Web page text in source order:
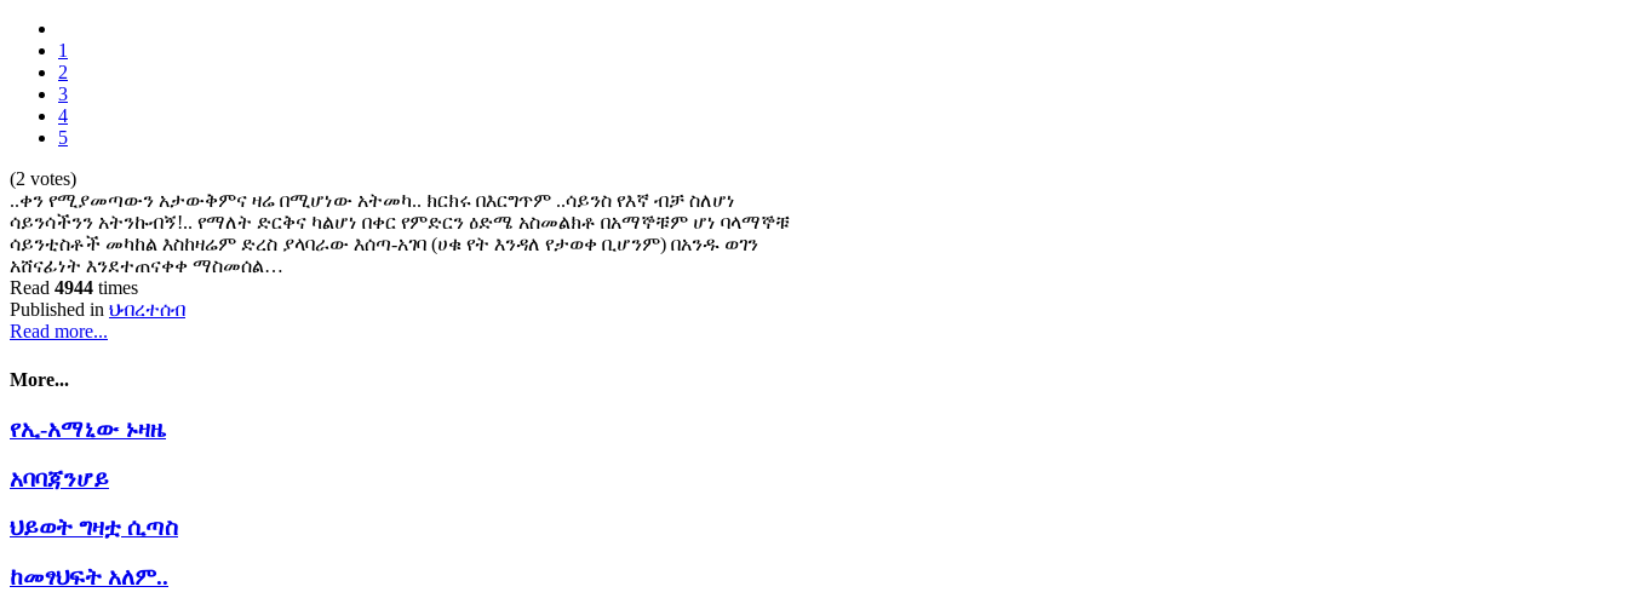
1
2
3
4
5
(2 votes)
..ቀን የሚያመጣውን አታውቅምና ዛሬ በሚሆነው አትመካ.. ክርክሩ በእርግጥም ..ሳይንስ የእኛ ብቻ ስለሆነ
ሳይንሳችንን አትንኩብኝ!.. የማለት ድርቅና ካልሆነ በቀር የምድርን ዕድሜ አስመልክቶ በአማኞቹም ሆነ ባላማኞቹ
ሳይንቲስቶች መካከል እስከዛሬም ድረስ ያላባራው እሰጣ-አገባ (ሀቁ የት እንዳለ የታወቀ ቢሆንም) በአንዱ ወገን
አሸናፊነት እንደተጠናቀቀ ማስመሰል…
Read 4944 times
Published in ህብረተሰብ
Read more...
More...
የኢ-አማኒው ኑዛዜ
አባባጃንሆይ
ህይወት ግዛቷ ሲጣስ
ከመፃህፍት አለም..